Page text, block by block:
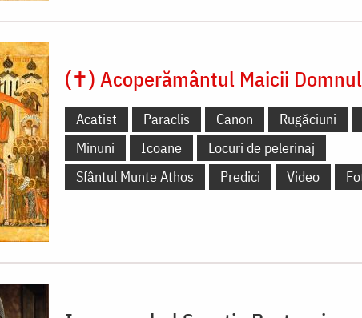
(✝) Acoperământul Maicii
Acatist Paraclis Canon Rugăciuni
Minuni
Icoane
Locuri de pelerinaj
Sfântul Munte Athos
Predici Video